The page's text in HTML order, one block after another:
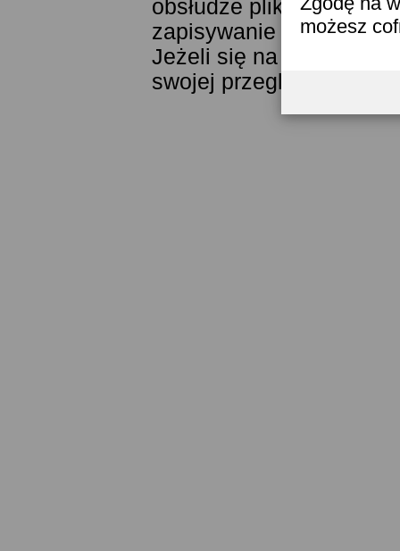
możesz
obsłudze plików
zapisywanie ich w
Jeżeli się na to nie
swojej przeglądarki.